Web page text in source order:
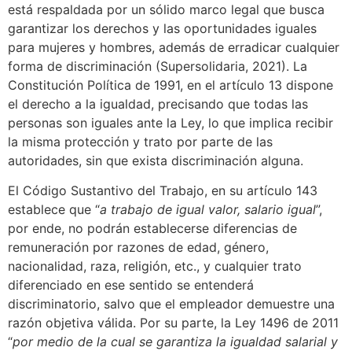
está respaldada por un sólido marco legal que busca
garantizar los derechos y las oportunidades iguales
para mujeres y hombres, además de erradicar cualquier
forma de discriminación (Supersolidaria, 2021). La
Constitución Política de 1991, en el artículo 13 dispone
el derecho a la igualdad, precisando que todas las
personas son iguales ante la Ley, lo que implica recibir
la misma protección y trato por parte de las
autoridades, sin que exista discriminación alguna.
El Código Sustantivo del Trabajo, en su artículo 143
establece que “a trabajo de igual valor, salario igual”,
por ende, no podrán establecerse diferencias de
remuneración por razones de edad, género,
nacionalidad, raza, religión, etc., y cualquier trato
diferenciado en ese sentido se entenderá
discriminatorio, salvo que el empleador demuestre una
razón objetiva válida. Por su parte, la Ley 1496 de 2011
“por medio de la cual se garantiza la igualdad salarial y